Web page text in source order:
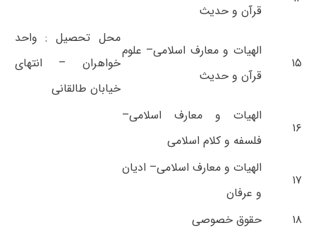
قرآن و حدیث
۱۵
الهیات و معارف اسلامی– علوم
قرآن و حدیث
محل تحصیل : واحد
خواهران – انتهای
خیابان طالقانی
۱۶
الهیات و معارف اسلامی–
فلسفه و کلام اسلامی
۱۷
الهیات و معارف اسلامی– ادیان
و عرفان
۱۸
حقوق خصوصی